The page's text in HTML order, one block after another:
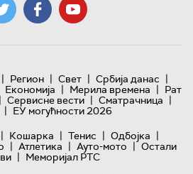
| Регион | Свет | Србија данас |
Економија | Мерила времена | Рат
| Сервисне вести | Сматрачница |
| ЕУ могућности 2026
| Кошарка | Тенис | Одбојка |
| Атлетика | Ауто-мото | Остали
| Меморијал РТС